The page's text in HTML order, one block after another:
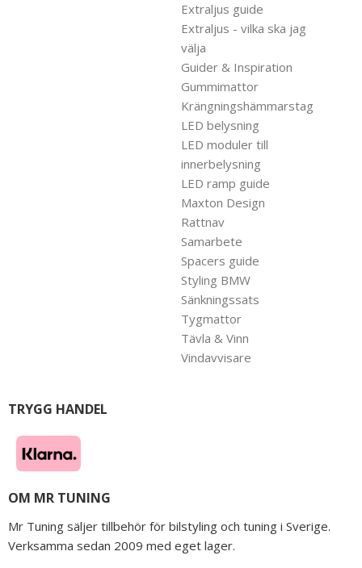
Extraljus guide
Extraljus - vilka ska jag
välja
Guider & Inspiration
Gummimattor
Krängningshämmarstag
LED belysning
LED moduler till
innerbelysning
LED ramp guide
Maxton Design
Rattnav
Samarbete
Spacers guide
Styling BMW
Sänkningssats
Tygmattor
Tävla & Vinn
Vindavvisare
TRYGG HANDEL
OM MR TUNING
Mr Tuning säljer tillbehör för bilstyling och tuning i Sverige.
Verksamma sedan 2009 med eget lager.